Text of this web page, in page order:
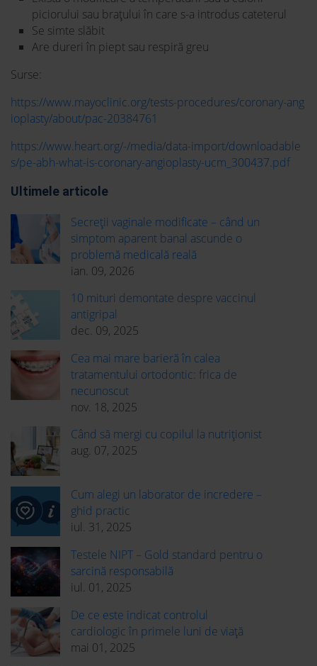
piciorului sau brațului în care s-a introdus cateterul
Se simte slăbit
Are dureri în piept sau respiră greu
Surse:
https://www.mayoclinic.org/tests-procedures/coronary-ang
ioplasty/about/pac-20384761
https://www.heart.org/-/media/data-import/downloadable
s/pe-abh-what-is-coronary-angioplasty-ucm_300437.pdf
Ultimele articole
Secreții vaginale modificate – când un
simptom aparent banal ascunde o
problemă medicală reală
ian. 09, 2026
10 mituri demontate despre vaccinul
antigripal
dec. 09, 2025
Cea mai mare barieră în calea
tratamentului ortodontic: frica de
necunoscut
nov. 18, 2025
Când să mergi cu copilul la nutriționist
aug. 07, 2025
Cum alegi un laborator de incredere –
ghid practic
iul. 31, 2025
Testele NIPT – Gold standard pentru o
sarcină responsabilă
iul. 01, 2025
De ce este indicat controlul
cardiologic în primele luni de viață
mai 01, 2025